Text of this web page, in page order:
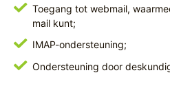
Toegang tot webmail,
mail kunt;
IMAP-ondersteuning;
Ondersteuning door